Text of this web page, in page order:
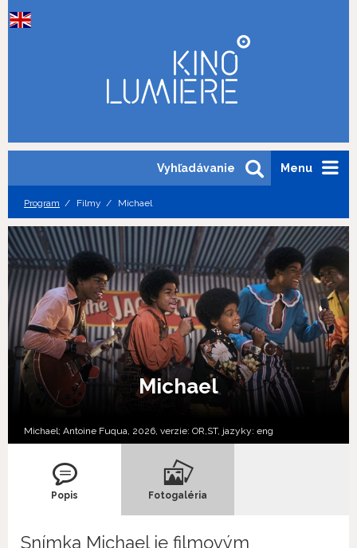
Menu
Vyhľadávanie
Program Filmy Michael
Michael
Michael; Antoine Fuqua, 2026, verzie: OR, ST, jazyky: eng
Popis Fotogaléria
Snímka Michael je filmovým